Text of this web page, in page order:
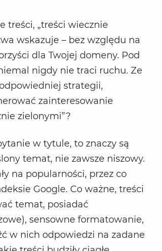
treści, „treści wiecznie
wskazuje – bez względu na
dla Twojej domeny. Pod
nigdy nie traci ruchu. Ze
strategii,
zainteresowanie
zielonymi”?
w tytule, to znaczy są
temat, nie zawsze niszowy.
na popularności, przez co
Google. Co ważne, treści
temat, posiadać
sensowne formatowanie,
w nich odpowiedzi na zadane